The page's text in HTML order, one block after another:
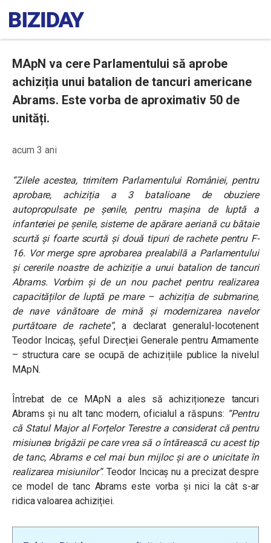
MApN va cere Parlamentului să aprobe
achiziția unui batalion de tancuri americane
Abrams. Este vorba de aproximativ 50 de
unități.
acum 3 ani
“Zilele acestea, trimitem Parlamentului României, pentru
aprobare, achiziția a 3 batalioane de obuziere
autopropulsate pe șenile, pentru mașina de luptă a
infanteriei pe șenile, sisteme de apărare aeriană cu bătaie
scurtă și foarte scurtă și două tipuri de rachete pentru F-
16. Vor merge spre aprobarea prealabilă a Parlamentului
și cererile noastre de achiziție a unui batalion de tancuri
Abrams. Vorbim și de un nou pachet pentru realizarea
capacităților de luptă pe mare – achiziția de submarine,
de nave vânătoare de mină și modernizarea navelor
purtătoare de rachete”, a declarat generalul-locotenent
Teodor Incicaș, șeful Direcției Generale pentru Armamente
– structura care se ocupă de achizițiile publice la nivelul
MApN.
Întrebat de ce MApN a ales să achiziționeze tancuri
Abrams și nu alt tanc modern, oficialul a răspuns: “Pentru
că Statul Major al Forțelor Terestre a considerat că pentru
misiunea brigăzii pe care vrea să o întărească cu acest tip
de tanc, Abrams e cel mai bun mijloc și are o unicitate în
realizarea misiunilor”. Teodor Incicaș nu a precizat despre
ce model de tanc Abrams este vorba și nici la cât s-ar
ridica valoarea achiziției.